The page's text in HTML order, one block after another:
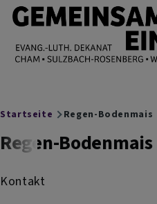
Direkt zum Inhalt
EVANG.-LUTH.
Cham Sulzbach-Rosenberg
Breadcrumb
Startseite Regen-Bodenmais
Regen-Bodenmais
Kontakt